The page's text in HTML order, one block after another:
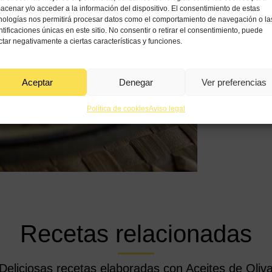
y/o acceder a la información del dispositivo. El consentimiento de estas
nos permitirá procesar datos como el comportamiento de navegación o
únicas en este sitio. No consentir o retirar el consentimiento, puede
negativamente a ciertas características y funciones.
Aceptar Denegar Ver preferencias
Política de cookiesAviso legal
Recetas relacionadas
recetas elaboradas con Aceites de Oliva